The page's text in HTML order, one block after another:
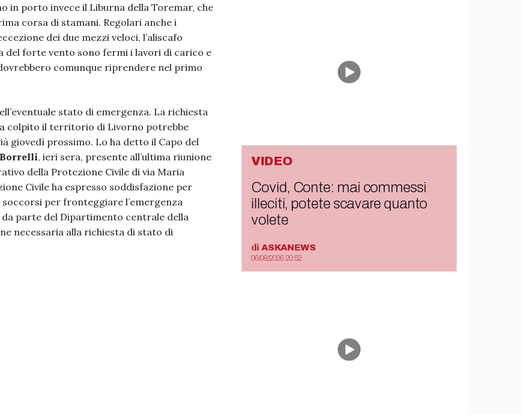
in porto invece il Liburna della Toremar, che
corsa di stamani. Regolari anche i
dei due mezzi veloci, l’aliscafo
del forte vento sono fermi i lavori di carico e
comunque riprendere nel primo
stato di emergenza. La richiesta
colpito il territorio di Livorno potrebbe
giovedì prossimo. Lo ha detto il Capo del
, ieri sera, presente all’ultima riunione
della Protezione Civile di via Maria
Civile ha espresso soddisfazione per
soccorsi per fronteggiare l’emergenza
parte del Dipartimento centrale della
necessaria alla richiesta di stato di
VIDEO
Covid, Conte: mai commessi
illeciti, potete scavare quanto
volete
di ASKANEWS
06/08/2026 20:52